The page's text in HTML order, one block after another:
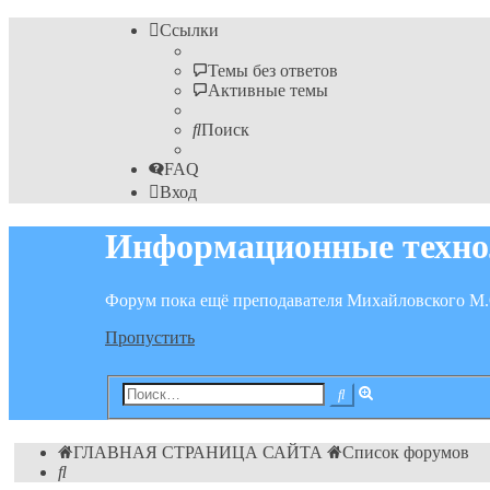
Ссылки
Темы без ответов
Активные темы
Поиск
FAQ
Вход
Информационные
Форум пока ещё преподавателя Михайловского
Пропустить
Поиск
ГЛАВНАЯ СТРАНИЦА САЙТА
Список форумов
Поиск